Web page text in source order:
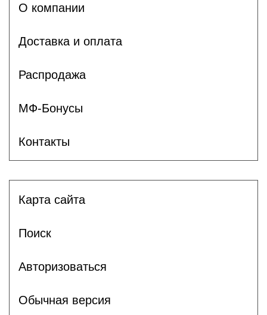
О компании
Доставка и оплата
Распродажа
МФ-Бонусы
Контакты
Карта сайта
Поиск
Авторизоваться
Обычная версия